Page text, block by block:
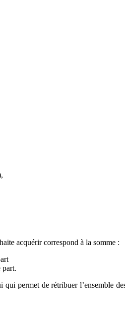
acquérir correspond à la somme :
part.
permet de rétribuer l’ensemble